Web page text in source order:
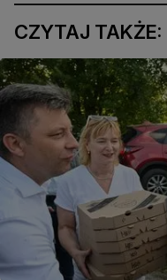
CZYTAJ TAKŻE: